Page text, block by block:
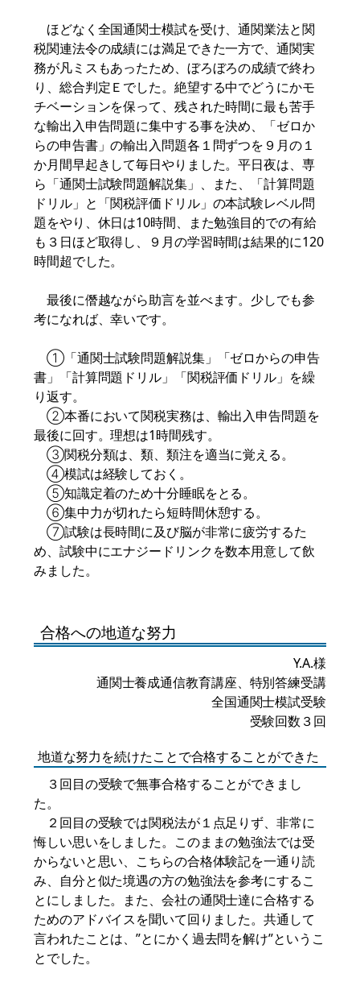
ほどなく全国通関士模試を受け、通関業法と関
税関連法令の成績には満足できた一方で、通関実
務が凡ミスもあったため、ぼろぼろの成績で終わ
り、総合判定Ｅでした。絶望する中でどうにかモ
チベーションを保って、残された時間に最も苦手
な輸出入申告問題に集中する事を決め、「ゼロか
らの申告書」の輸出入問題各１問ずつを９月の１
か月間早起きして毎日やりました。平日夜は、専
ら「通関士試験問題解説集」、また、「計算問題
ドリル」と「関税評価ドリル」の本試験レベル問
題をやり、休日は10時間、また勉強目的での有給
も３日ほど取得し、９月の学習時間は結果的に120
時間超でした。
最後に僭越ながら助言を並べます。少しでも参
考になれば、幸いです。
①「通関士試験問題解説集」「ゼロからの申告
書」「計算問題ドリル」「関税評価ドリル」を繰
り返す。
➁本番において関税実務は、輸出入申告問題を
最後に回す。理想は1時間残す。
③関税分類は、類、類注を適当に覚える。
④模試は経験しておく。
⑤知識定着のため十分睡眠をとる。
⑥集中力が切れたら短時間休憩する。
⑦試験は長時間に及び脳が非常に疲労するた
め、試験中にエナジードリンクを数本用意して飲
みました。
合格への地道な努力
Y.A.様
通関士養成通信教育講座、特別答練受講
全国通関士模試受験
受験回数３回
地道な努力を続けたことで合格することができた
３回目の受験で無事合格することができまし
た。
２回目の受験では関税法が１点足りず、非常に
悔しい思いをしました。このままの勉強法では受
からないと思い、こちらの合格体験記を一通り読
み、自分と似た境遇の方の勉強法を参考にするこ
とにしました。また、会社の通関士達に合格する
ためのアドバイスを聞いて回りました。共通して
言われたことは、”とにかく過去問を解け”というこ
とでした。